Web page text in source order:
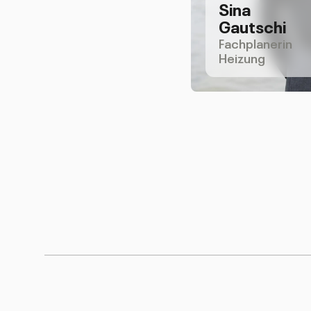
Sina
Gautschi
Fachplanerin
Heizung